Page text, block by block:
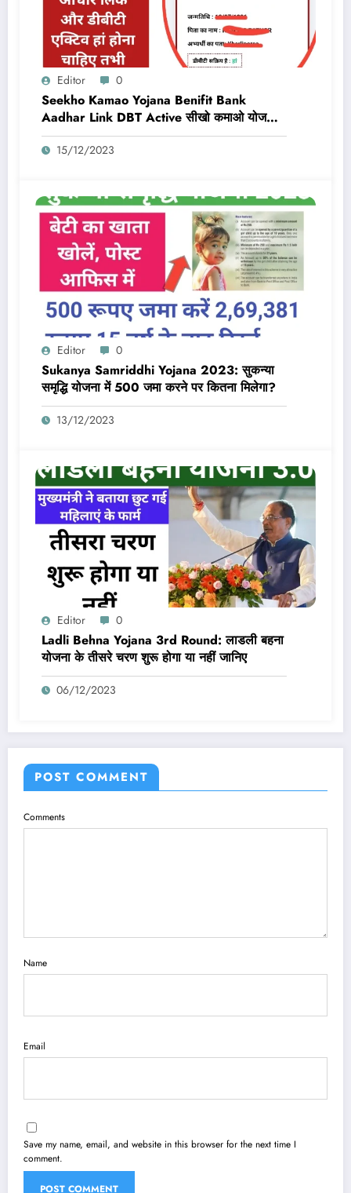
Editor 0
Seekho Kamao Yojana Benifit Bank
Aadhar Link DBT Active सीखो कमाओ योजना
का लाभ तभी मिलेगा 10,000 Rs जब बैंक डीबीटी
एक्टिव और आधार लिंक होगा
15/12/2023
Editor 0
Sukanya Samriddhi Yojana 2023: सुकन्या
समृद्धि योजना में 500 जमा करने पर कितना मिलेगा?
13/12/2023
Editor 0
Ladli Behna Yojana 3rd Round: लाडली बहना
योजना के तीसरे चरण शुरू होगा या नहीं जानिए
06/12/2023
POST COMMENT
Comments
Name
Email
Save my name, email, and website in this browser for the next time I
comment.